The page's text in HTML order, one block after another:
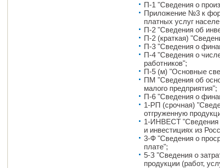
П-1 "Сведения о
Приложение №3 к
платных услуг
П-2 "Сведения об
П-2 (краткая)
П-3 "Сведения о
П-4 "Сведения о
работников";
П-5 (м) "Основные
ПМ "Сведения об
малого предприятия";
П-6 "Сведения о
1-РП (срочная)
отгруженную
1-ИНВЕСТ "Сведения
и инвестициях из
3-Ф "Сведения о
плате";
5-З "Сведения о
продукции (работ,